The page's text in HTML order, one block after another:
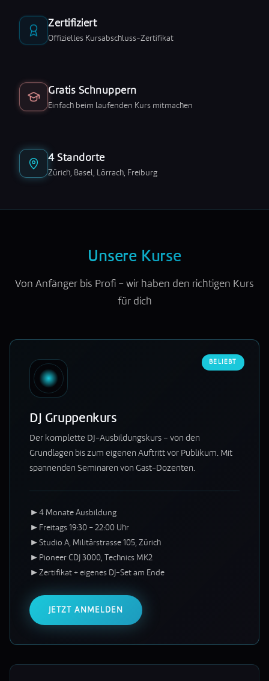
Zertifiziert
Offizielles Kursabschluss-Zertifikat
Gratis Schnuppern
Einfach beim laufenden Kurs mitmachen
4 Standorte
Zürich, Basel, Lörrach, Freiburg
Unsere Kurse
Von Anfänger bis Profi – wir haben den richtigen Kurs
für dich
BELIEBT
DJ Gruppenkurs
Der komplette DJ-Ausbildungskurs – von den
Grundlagen bis zum eigenen Auftritt vor Publikum. Mit
spannenden Seminaren von Gast-Dozenten.
► 4 Monate Ausbildung
► Freitags 19:30 – 22:00 Uhr
► Studio A, Militärstrasse 105, Zürich
► Pioneer CDJ 3000, Technics MK2
► Zertifikat + eigenes DJ-Set am Ende
JETZT ANMELDEN